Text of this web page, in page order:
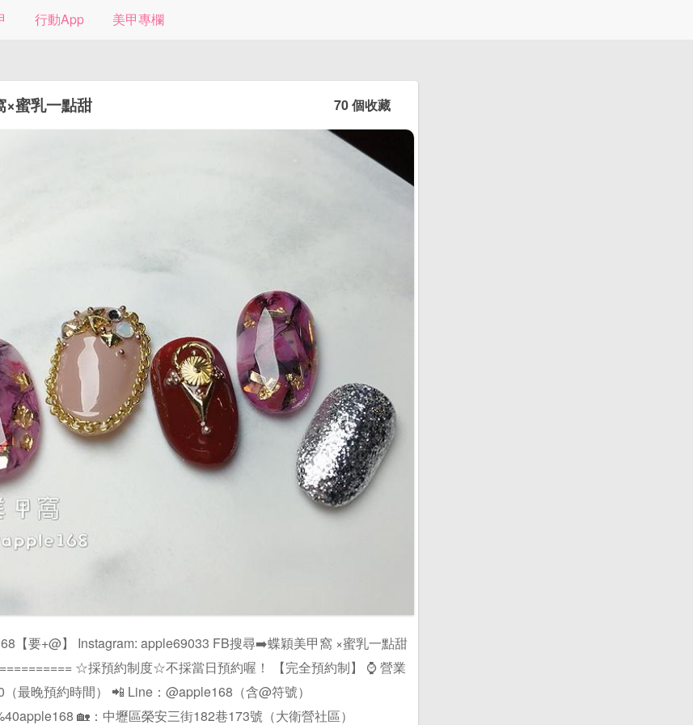
行動App 美甲專欄
×蜜乳一點甜 70 個收藏
【要+@】 Instagram: apple69033 FB搜尋➡️蝶穎美甲窩 ×蜜乳一點甜
☆採預約制度☆不採當日預約喔！ 【完全預約制】 ⌚ 營業
最晚預約時間） 📲 Line：@apple168（含@符號）
🏡：中壢區榮安三街182巷173號（大衛營社區）